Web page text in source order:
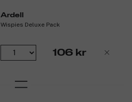
Ardell
Wispies Deluxe Pack
106 kr